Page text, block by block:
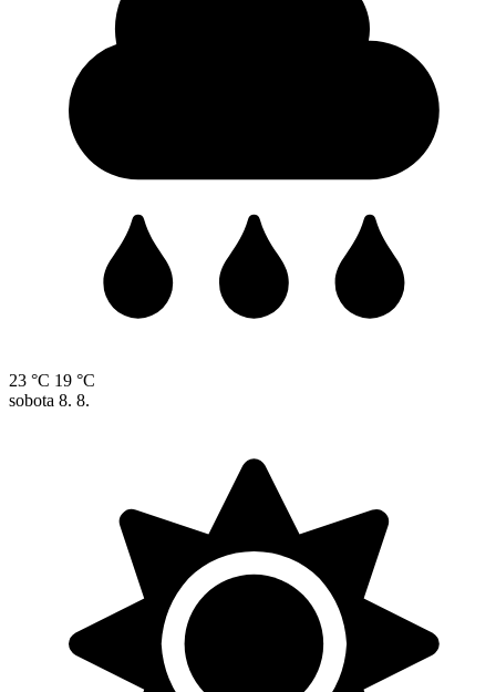
23 °C 19 °C
sobota 8. 8.